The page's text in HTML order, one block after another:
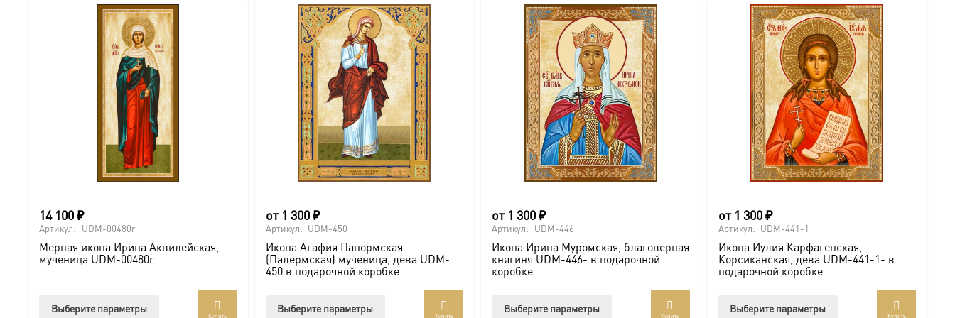
можно
выбрать
на
странице
товара.
можно
выбрать
на
странице
товара.
14 100₽
Артикул: UDM-00480r
Мерная икона Ирина Аквилейская,
мученица UDM-00480r
Выберите параметры
Купить
от 1 300₽
Артикул: UDM-450
Икона Агафия Панормская
(Палермская) мученица, дева UDM-
450 в подарочной коробке
Выберите параметры
Купить
от 1 300₽
Артикул: UDM-446
Икона Ирина Муромская, благоверная
княгиня UDM-446- в подарочной
коробке
Выберите параметры
Купить
от 1 300₽
Артикул: UDM-441-1
Икона Иулия Карфагенская,
Корсиканская, дева UDM-441-1- в
подарочной коробке
Выберите параметры
Купить